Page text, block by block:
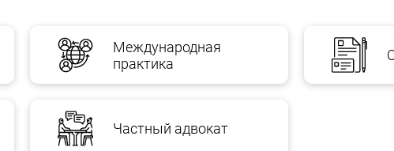
Международная
практика
Частный адвокат